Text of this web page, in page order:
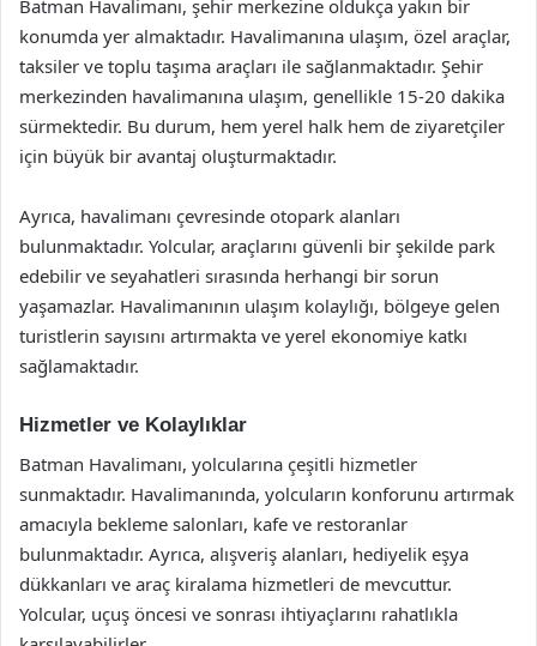
Batman Havalimanı, şehir merkezine oldukça yakın bir
konumda yer almaktadır. Havalimanına ulaşım, özel araçlar,
taksiler ve toplu taşıma araçları ile sağlanmaktadır. Şehir
merkezinden havalimanına ulaşım, genellikle 15-20 dakika
sürmektedir. Bu durum, hem yerel halk hem de ziyaretçiler
için büyük bir avantaj oluşturmaktadır.
Ayrıca, havalimanı çevresinde otopark alanları
bulunmaktadır. Yolcular, araçlarını güvenli bir şekilde park
edebilir ve seyahatleri sırasında herhangi bir sorun
yaşamazlar. Havalimanının ulaşım kolaylığı, bölgeye gelen
turistlerin sayısını artırmakta ve yerel ekonomiye katkı
sağlamaktadır.
Hizmetler ve Kolaylıklar
Batman Havalimanı, yolcularına çeşitli hizmetler
sunmaktadır. Havalimanında, yolcuların konforunu artırmak
amacıyla bekleme salonları, kafe ve restoranlar
bulunmaktadır. Ayrıca, alışveriş alanları, hediyelik eşya
dükkanları ve araç kiralama hizmetleri de mevcuttur.
Yolcular, uçuş öncesi ve sonrası ihtiyaçlarını rahatlıkla